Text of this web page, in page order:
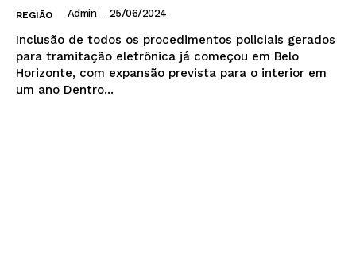
REGIÃO Admin - 25/06/2024
Inclusão de todos os procedimentos policiais gerados
para tramitação eletrônica já começou em Belo
Horizonte, com expansão prevista para o interior em
um ano Dentro...